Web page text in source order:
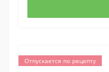
Отпускается по рецепту